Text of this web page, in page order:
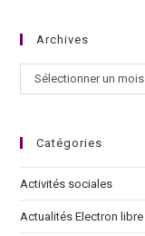
Archives
Sélectionner un mois
Catégories
Activités sociales
Actualités Electron libre